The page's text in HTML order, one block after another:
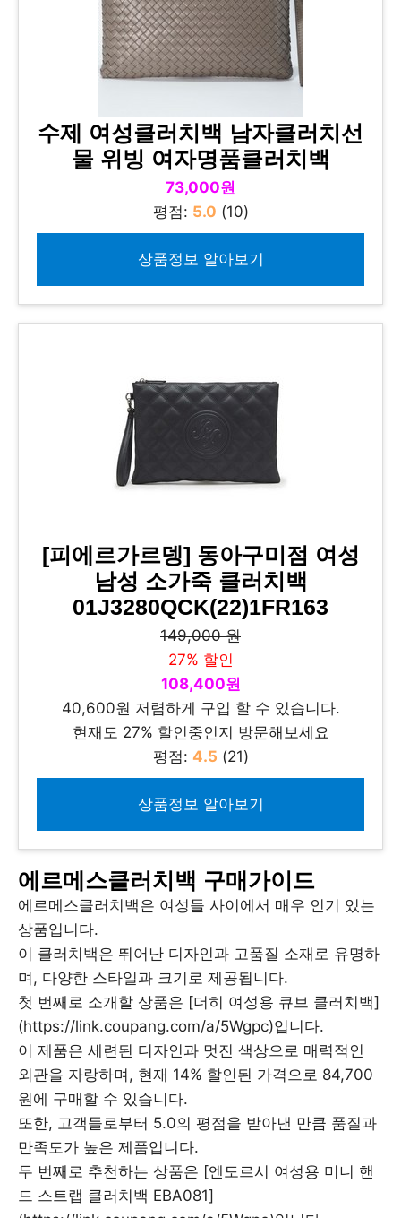
수제 여성클러치백 남자클러치선
물 위빙 여자명품클러치백
73,000원
평점: 5.0 (10)
상품정보 알아보기
[피에르가르뎅] 동아구미점 여성
남성 소가죽 클러치백
01J3280QCK(22)1FR163
149,000 원
27% 할인
108,400원
40,600원 저렴하게 구입 할 수 있습니다.
현재도 27% 할인중인지 방문해보세요
평점: 4.5 (21)
상품정보 알아보기
에르메스클러치백 구매가이드
에르메스클러치백은 여성들 사이에서 매우 인기 있는
상품입니다.
이 클러치백은 뛰어난 디자인과 고품질 소재로 유명하
며, 다양한 스타일과 크기로 제공됩니다.
첫 번째로 소개할 상품은 [더히 여성용 큐브 클러치백]
(https://link.coupang.com/a/5Wgpc)입니다.
이 제품은 세련된 디자인과 멋진 색상으로 매력적인
외관을 자랑하며, 현재 14% 할인된 가격으로 84,700
원에 구매할 수 있습니다.
또한, 고객들로부터 5.0의 평점을 받아낸 만큼 품질과
만족도가 높은 제품입니다.
두 번째로 추천하는 상품은 [엔도르시 여성용 미니 핸
드 스트랩 클러치백 EBA081]